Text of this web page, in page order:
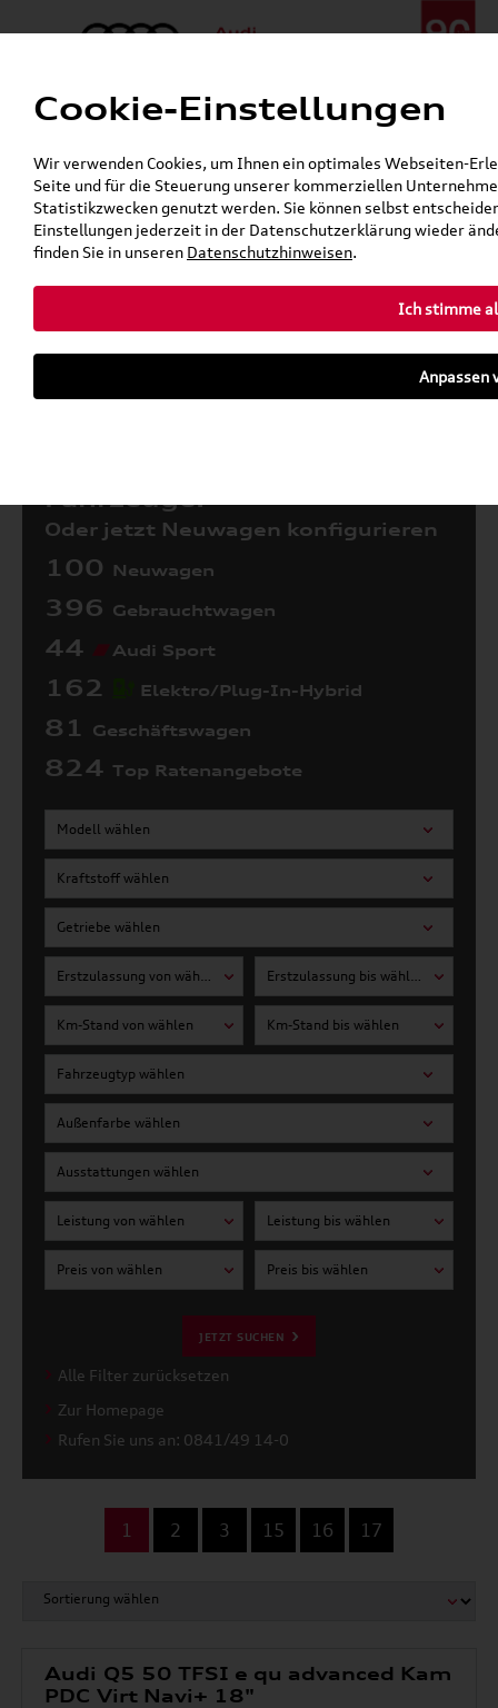
Menü
24h-Pannenhilfe:+49 (0)171 / 870 72 87
Gerade geschlossen
Verkauf:Mo. - Fr. 08:00 - 19:00 Uhr Sa. 09:00 - 13:00 Uhr
Service:Mo. - Fr. 06:00 - 20:00 Uhr Sa. 08:00 - 13:00 Uhr
Zurück zur Startseite
Fahrzeuge:
Oder jetzt Neuwagen konfigurieren
100 Neuwagen
396 Gebrauchtwagen
44 Audi Sport
162 Elektro/Plug-In-Hybrid
81 Geschäftswagen
824 Top Ratenangebote
Modell wählen
Kraftstoff wählen
Getriebe wählen
Erstzulassung von wählen Erstzulassung bis wählen
Km-Stand von wählen Km-Stand bis wählen
Fahrzeugtyp wählen
Außenfarbe wählen
Ausstattungen wählen
Leistung von wählen Leistung bis wählen
Preis von wählen Preis bis wählen
JETZT SUCHEN
Alle Filter zurücksetzen
Zur Homepage
Rufen Sie uns an: 0841/49 14-0
1 2 3 15 16 17
Audi Q5 50 TFSI e qu advanced Kam
PDC Virt Navi+ 18"
Cookie-Einstellungen
Wir verwenden Cookies, um Ihnen ein optimales Webseiten-
Seite und für die Steuerung unserer kommerziellen
Statistikzwecken genutzt werden. Sie können selbst
Einstellungen jederzeit in der Datenschutzerklärung wieder
finden Sie in unseren Datenschutzhinweisen.
Ich stimme
Anpassen